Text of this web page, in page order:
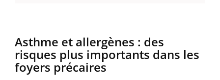
Asthme et allergènes : des
risques plus importants dans les
foyers précaires